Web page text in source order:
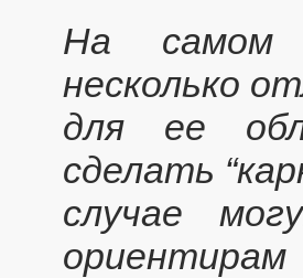
На самом
несколько
для ее
сделать
случае